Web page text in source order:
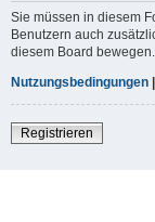
Sie müssen in diesem
Benutzern auch
diesem Board bewegen.
Nutzungsbedingungen |
Registrieren